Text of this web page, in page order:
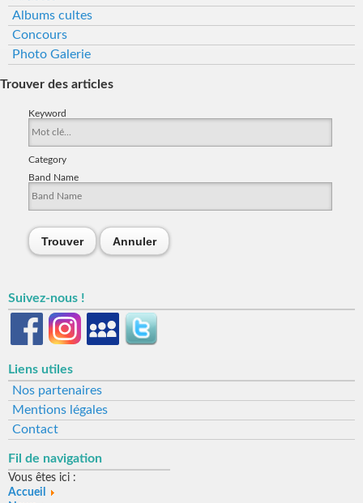
Albums cultes
Concours
Photo Galerie
Trouver des articles
Keyword
Category
Band Name
Trouver Annuler
Suivez-nous !
Liens utiles
Nos partenaires
Mentions légales
Contact
Fil de navigation
Vous êtes ici :
Accueil